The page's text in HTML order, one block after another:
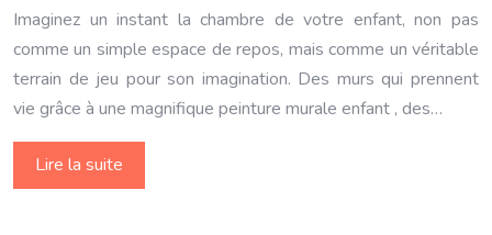
Imaginez un instant la chambre de votre enfant, non pas
comme un simple espace de repos, mais comme un véritable
terrain de jeu pour son imagination. Des murs qui prennent
vie grâce à une magnifique peinture murale enfant , des…
Lire la suite